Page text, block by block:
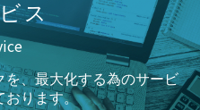
ス
、最大化する為のサービ
おります。